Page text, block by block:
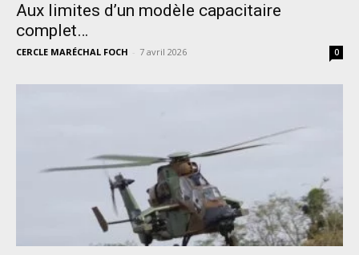
Aux limites d’un modèle capacitaire
complet…
CERCLE MARÉCHAL FOCH - 7 avril 2026 0